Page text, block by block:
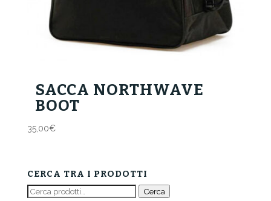
SACCA NORTHWAVE
BOOT
35,00€
CERCA TRA I PRODOTTI
Cerca: Cerca